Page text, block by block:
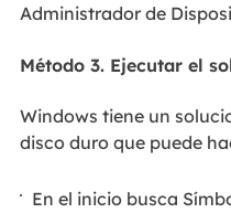
Administrador de
Método 3. Ejecutar el
Windows tiene un
disco duro que puede
En el inicio busca